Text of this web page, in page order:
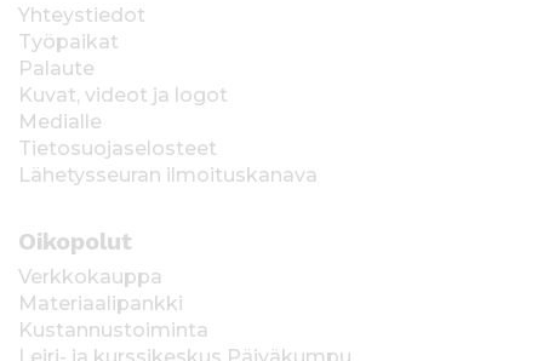
Yhteystiedot
Työpaikat
Palaute
Kuvat, videot ja logot
Medialle
Tietosuojaselosteet
Lähetysseuran ilmoituskanava
Oikopolut
Verkkokauppa
Materiaalipankki
Kustannustoiminta